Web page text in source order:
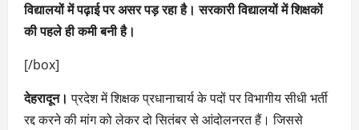
विद्यालयों में पढ़ाई पर असर पड़ रहा है। सरकारी विद्यालयों में शिक्षकों
की पहले ही कमी बनी है।
[/box]
देहरादून।प्रदेश में शिक्षक प्रधानाचार्य के पदों पर विभागीय सीधी भर्ती
रद्द करने की मांग को लेकर दो सितंबर से आंदोलनरत हैं। जिससे